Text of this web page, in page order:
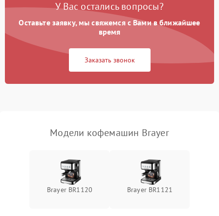
У Вас остались вопросы?
Оставьте заявку, мы свяжемся с Вами в ближайшее
время
Заказать звонок
Модели кофемашин Brayer
Brayer BR1120 Brayer BR1121